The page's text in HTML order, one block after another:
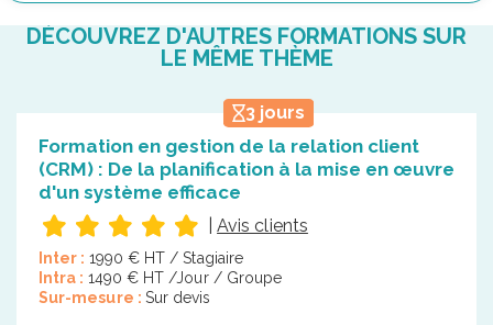
DÉCOUVREZ D'AUTRES FORMATIONS SUR
LE MÊME THÈME
3 jours
Formation en gestion de la relation client
(CRM) : De la planification à la mise en œuvre
d'un système efficace
Avis clients
Inter : 1990 € HT / Stagiaire
Intra : 1490 € HT /Jour / Groupe
Sur-mesure : Sur devis